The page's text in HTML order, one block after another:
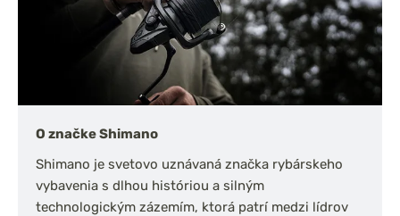
O značke Shimano
Shimano je svetovo uznávaná značka rybárskeho
vybavenia s dlhou históriou a silným
technologickým zázemím, ktorá patrí medzi lídrov